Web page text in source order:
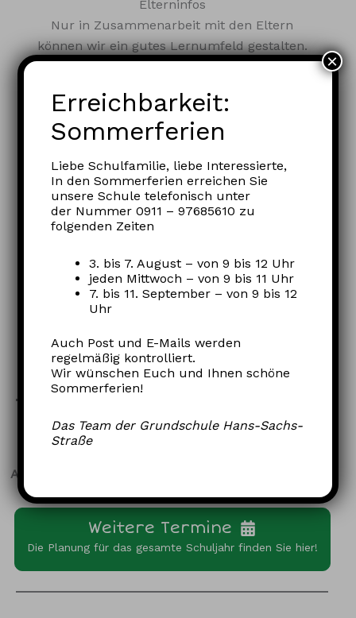
Elterninfos
Nur in Zusammenarbeit mit den Eltern
können wir ein gutes Lernumfeld gestalten.
Hier finden Sie alles, was Eltern interessieren
auf einen Blick.
Schulprogramm
entwickelt. Lesen Sie in diesem mehr über
unser Leitbild, unser Schulprofil und unsere
Entwicklungsziele.
Schulprogramm
August–September 2026
Weitere Termine
Die Planung für das gesamte Schuljahr finden Sie hier!
Erreichbarkeit:
Sommerferien
Liebe Schulfamilie, liebe Interessierte,
In den Sommerferien erreichen Sie
unsere Schule telefonisch unter
der Nummer 0911 – 97685610 zu
folgenden Zeiten
3. bis 7. August – von 9 bis 12 Uhr
jeden Mittwoch – von 9 bis 11 Uhr
7. bis 11. September – von 9 bis 12
Uhr
Auch Post und E-Mails werden
regelmäßig kontrolliert.
Wir wünschen Euch und Ihnen schöne
Sommerferien!
Das Team der Grundschule Hans-Sachs-
Straße
×